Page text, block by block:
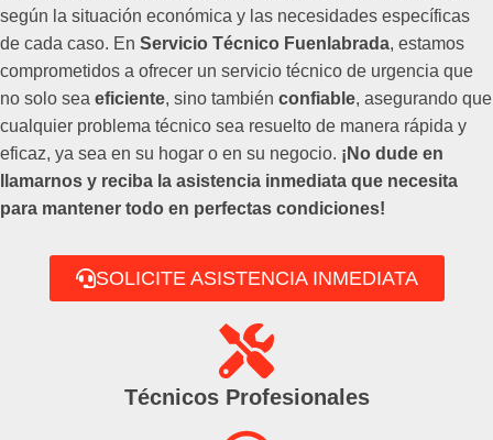
según la situación económica y las necesidades específicas
de cada caso. En Servicio Técnico Fuenlabrada, estamos
comprometidos a ofrecer un servicio técnico de urgencia que
no solo sea eficiente, sino también confiable, asegurando que
cualquier problema técnico sea resuelto de manera rápida y
eficaz, ya sea en su hogar o en su negocio. ¡No dude en
llamarnos y reciba la asistencia inmediata que necesita
para mantener todo en perfectas condiciones!
SOLICITE ASISTENCIA INMEDIATA
Técnicos Profesionales